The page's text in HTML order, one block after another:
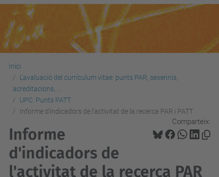
Inici
L'avaluació del currículum vitae: punts PAR, sexennis,
acreditacions, ...
UPC. Punts PATT
Informe d'indicadors de l'activitat de la recerca PAR i PATT
Comparteix:
Informe
d'indicadors de
l'activitat de la recerca PAR